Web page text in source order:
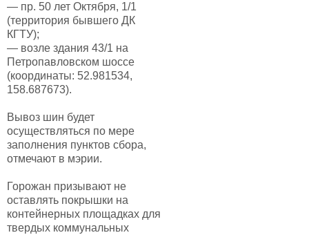
— пр. 50 лет Октября, 1/1
(территория бывшего ДК
КГТУ);
— возле здания 43/1 на
Петропавловском шоссе
(координаты: 52.981534,
158.687673).
Вывоз шин будет
осуществляться по мере
заполнения пунктов сбора,
отмечают в мэрии.
Горожан призывают не
оставлять покрышки на
контейнерных площадках для
твердых коммунальных